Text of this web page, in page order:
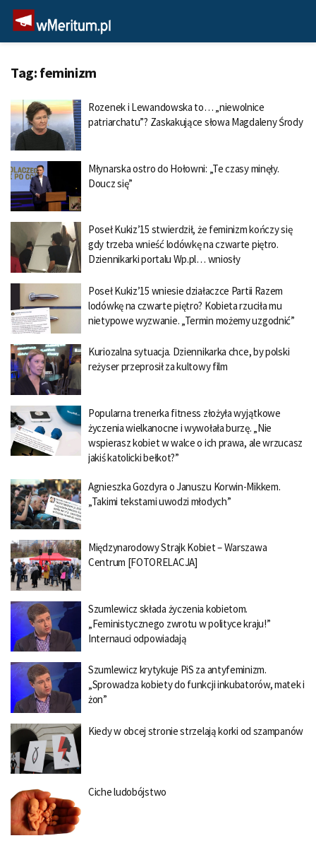
Tag: feminizm
Rozenek i Lewandowska to… „niewolnice
patriarchatu”? Zaskakujące słowa Magdaleny Środy
Młynarska ostro do Hołowni: „Te czasy minęły.
Doucz się”
Poseł Kukiz’15 stwierdził, że feminizm kończy się
gdy trzeba wnieść lodówkę na czwarte piętro.
Dziennikarki portalu Wp.pl… wniosły
Poseł Kukiz’15 wniesie działaczce Partii Razem
lodówkę na czwarte piętro? Kobieta rzuciła mu
nietypowe wyzwanie. „Termin możemy uzgodnić”
Kuriozalna sytuacja. Dziennikarka chce, by polski
reżyser przeprosił za kultowy film
Popularna trenerka fitness złożyła wyjątkowe
życzenia wielkanocne i wywołała burzę. „Nie
wspierasz kobiet w walce o ich prawa, ale wrzucasz
jakiś katolicki bełkot?”
Agnieszka Gozdyra o Januszu Korwin-Mikkem.
„Takimi tekstami uwodzi młodych”
Międzynarodowy Strajk Kobiet – Warszawa
Centrum [FOTORELACJA]
Szumlewicz składa życzenia kobietom.
„Feministycznego zwrotu w polityce kraju!”
Internauci odpowiadają
Szumlewicz krytykuje PiS za antyfeminizm.
„Sprowadza kobiety do funkcji inkubatorów, matek i
żon”
Kiedy w obcej stronie strzelają korki od szampanów
Ciche ludobójstwo